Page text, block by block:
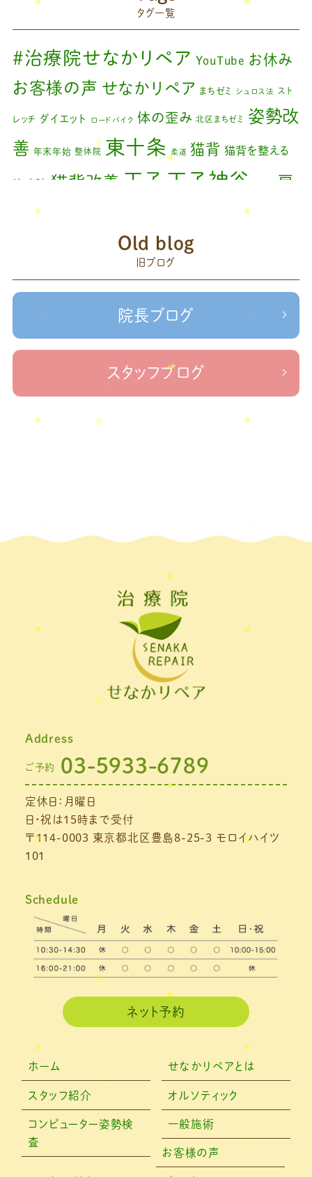
タグ一覧
#治療院せなかリペア YouTube お休み
お客様の声 せなかリペア まちゼミ シュロス法 スト
レッチ ダイエット ロードバイク 体の歪み 北区まちゼミ
姿勢改
善 年末年始 整体院 東十条 柔道 猫背 猫背を整える
猫背改善 王子 王子神谷
肩
こり
自律神経
足の歪み改善 関節痛 頭痛
＃治療院せなかリペア＃ねこぜを整える＃寒暖
＃治療院せなかリペア＃ねこぜを整える
なかリペア＃ねこぜを整える＃足の歪み＃足のトラブル
かリペア＃低体温と免疫の関係性＃新型コロナウイルスに負けない身体作り
療院，＃せなかリペア，＃新型コロナウイルス，＃次亜塩素酸水，＃空間除菌，＃アクリ
Old blog
旧ブログ
院長ブログ
スタッフブログ
Address
ご予約 03-5933-6789
定休日：月曜日
日・祝は15時まで受付
〒114-0003 東京都北区豊島8-25-3 モロイハイツ
101
Schedule
ネット予約
ホーム せなかリペアとは
スタッフ紹介 オルソティック
コンピューター姿勢検
査
一般施術
お客様の声